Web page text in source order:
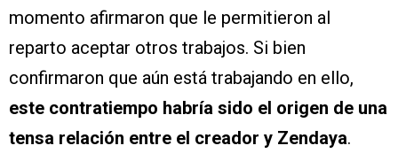
momento afirmaron que le permitieron al
reparto aceptar otros trabajos. Si bien
confirmaron que aún está trabajando en ello,
este contratiempo habría sido el origen de una
tensa relación entre el creador y Zendaya.